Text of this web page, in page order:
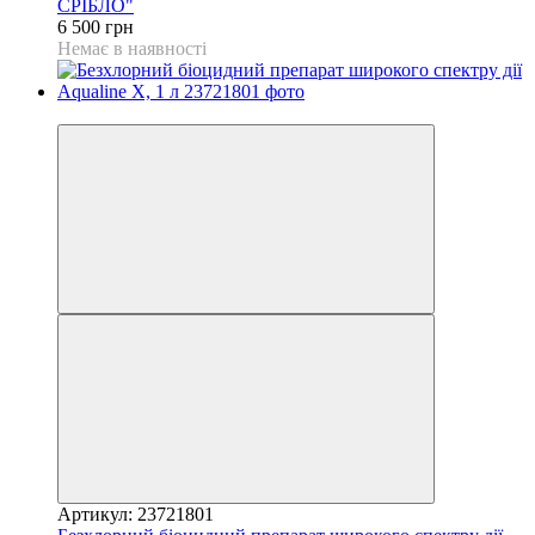
СРІБЛО"
6 500 грн
Немає в наявності
Артикул: 23721801